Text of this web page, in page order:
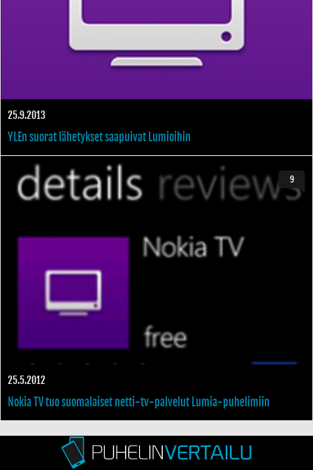
25.9.2013
YLEn suorat lähetykset saapuivat Lumioihin
9
25.5.2012
Nokia TV tuo suomalaiset netti-tv-palvelut Lumia-puhelimiin